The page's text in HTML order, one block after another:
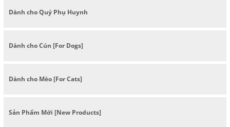
Dành cho Quý Phụ Huynh
Dành cho Cún [For Dogs]
Dành cho Mèo [For Cats]
Sản Phẩm Mới [New Products]